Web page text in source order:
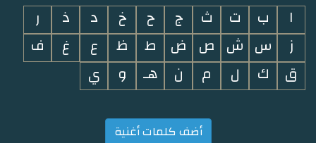
ا ب ت ث ج ح خ د ذ
ر
ز
س ش ص ض ط ظ ع غ
ف
ق
ك ل م ن هـ و ي
أضف كلمات أغنية